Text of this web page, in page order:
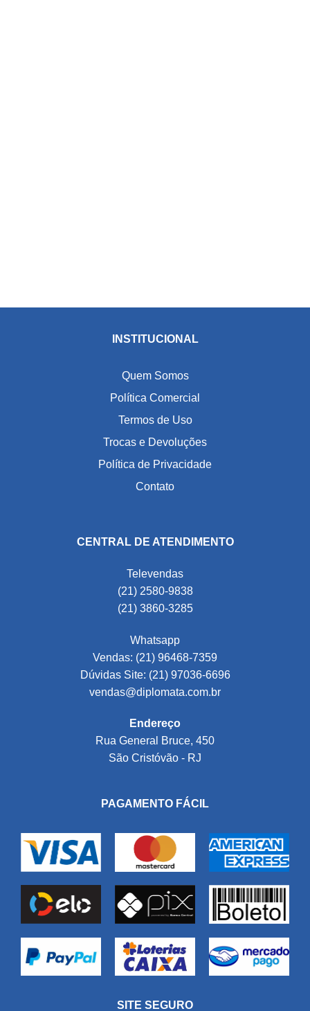
INSTITUCIONAL
Quem Somos
Política Comercial
Termos de Uso
Trocas e Devoluções
Política de Privacidade
Contato
CENTRAL DE ATENDIMENTO
Televendas
(21) 2580-9838
(21) 3860-3285
Whatsapp
Vendas: (21) 96468-7359
Dúvidas Site: (21) 97036-6696
vendas@diplomata.com.br
Endereço
Rua General Bruce, 450
São Cristóvão - RJ
PAGAMENTO FÁCIL
SITE SEGURO